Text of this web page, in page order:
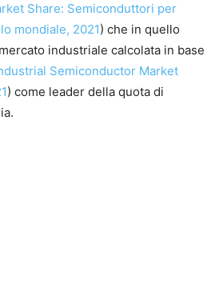
Share: Semiconduttori per
mondiale, 2021) che in quello
industriale calcolata in base
Semiconductor Market
) come leader della quota di